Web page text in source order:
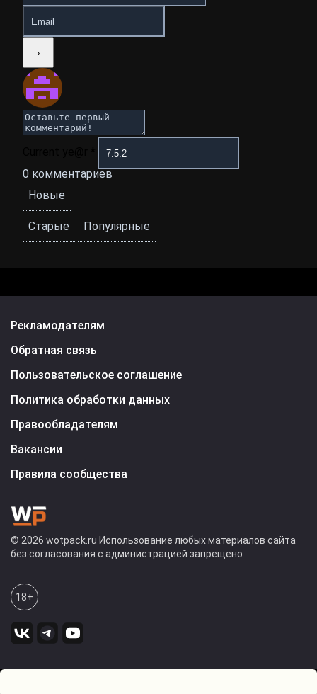
0 комментариев
Новые
Старые Популярные
Рекламодателям
Обратная связь
Пользовательское соглашение
Политика обработки данных
Правообладателям
Вакансии
Правила сообщества
© 2026 wotpack.ru Использование любых материалов сайта
без согласования с администрацией запрещено
18+